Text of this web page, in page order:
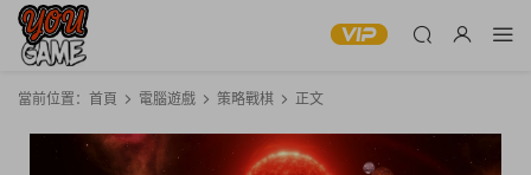
當前位置： 首頁 電腦遊戲 策略戰棋 正文